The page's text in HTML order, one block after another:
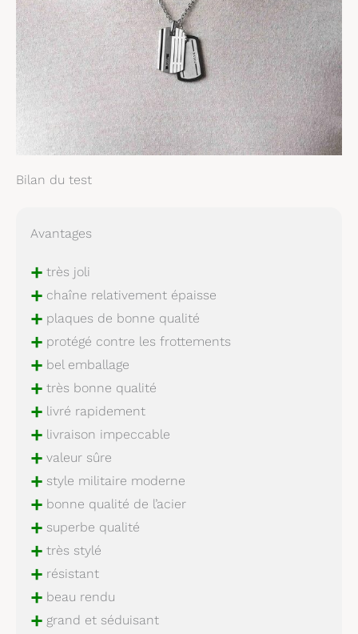
Bilan du test
Avantages
+très joli
+chaîne relativement épaisse
+plaques de bonne qualité
+protégé contre les frottements
+bel emballage
+très bonne qualité
+livré rapidement
+livraison impeccable
+valeur sûre
+style militaire moderne
+bonne qualité de l’acier
+superbe qualité
+très stylé
+résistant
+beau rendu
+grand et séduisant